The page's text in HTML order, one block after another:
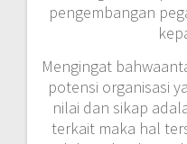
pengembangan
Mengingat
potensi organisasi
nilai dan sikap
terkait maka hal